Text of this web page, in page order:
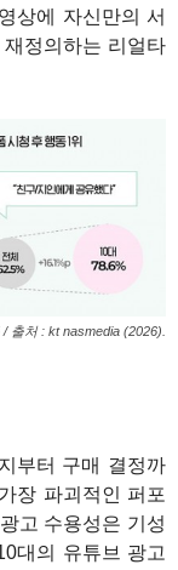
상에 자신만의 서
정의하는 리얼타
출처 : kt nasmedia (2026).
부터 구매 결정까
장 파괴적인 퍼포
고 수용성은 기성
대의 유튜브 광고